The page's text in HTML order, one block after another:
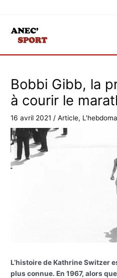
contenu
Bobbi Gibb, la
à courir le
16 avril 2021 /Article,
L’histoire de Kathrine Switzer
plus connue. En 1967, alors